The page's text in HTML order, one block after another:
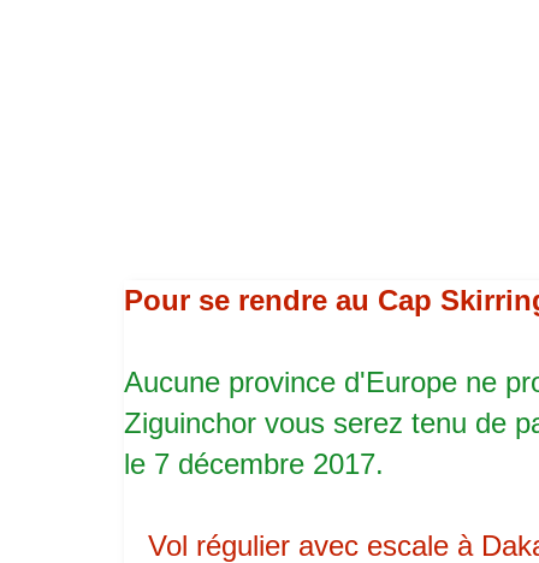
Pour se rendre au Cap
Aucune province d'Europe ne
Ziguinchor vous serez tenu de
le 7 décembre 2017.
Vol régulier avec escale à